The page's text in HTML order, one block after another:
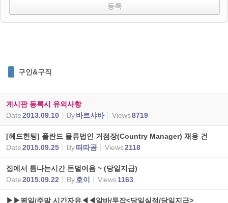
구인&구직
게시판 등록시 유의사항
Date2013.09.10 By바르샤바 Views8719
[헤드헌팅] 폴란드 물류법인 거점장(Country Manager) 채용 건
Date2015.09.25 By떠따곰 Views2118
집에서 틈나는시간 돈벌어욤 ~ (당일지급)
Date2015.09.22 By호이 Views1163
▶▶평일/주말 시간자유◀◀알바/투잡<당일실적/당일지급>